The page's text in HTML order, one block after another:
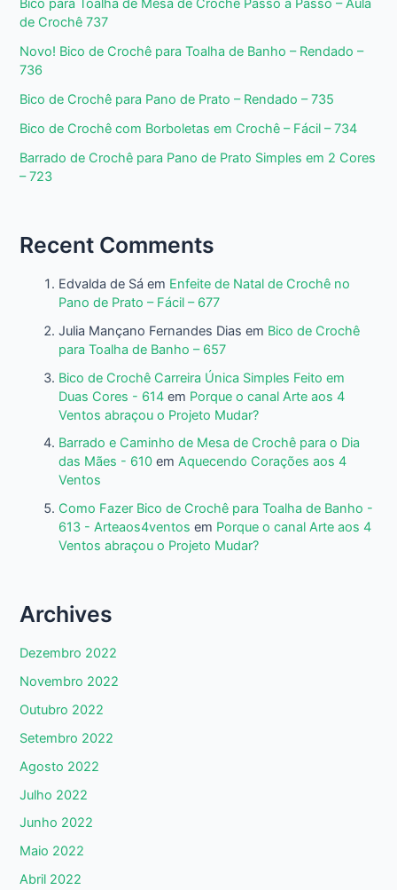
Bico para Toalha de Mesa de Crochê Passo a Passo – Aula
de Crochê 737
Novo! Bico de Crochê para Toalha de Banho – Rendado –
736
Bico de Crochê para Pano de Prato – Rendado – 735
Bico de Crochê com Borboletas em Crochê – Fácil – 734
Barrado de Crochê para Pano de Prato Simples em 2 Cores
– 723
Recent Comments
Edvalda de Sá em Enfeite de Natal de Crochê no
Pano de Prato – Fácil – 677
Julia Mançano Fernandes Dias em Bico de Crochê
para Toalha de Banho – 657
Bico de Crochê Carreira Única Simples Feito em
Duas Cores - 614 em Porque o canal Arte aos 4
Ventos abraçou o Projeto Mudar?
Barrado e Caminho de Mesa de Crochê para o Dia
das Mães - 610 emAquecendo Corações aos 4
Ventos
Como Fazer Bico de Crochê para Toalha de Banho -
613 - Arteaos4ventos em Porque o canal Arte aos 4
Ventos abraçou o Projeto Mudar?
Archives
Dezembro 2022
Novembro 2022
Outubro 2022
Setembro 2022
Agosto 2022
Julho 2022
Junho 2022
Maio 2022
Abril 2022